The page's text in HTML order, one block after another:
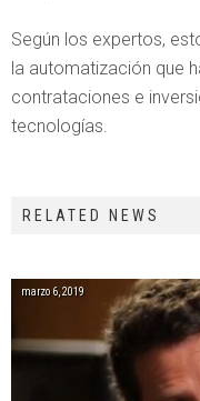
Según los expertos,
la automatización que
contrataciones e
tecnologías.
RELATED NEWS
marzo 6, 2019